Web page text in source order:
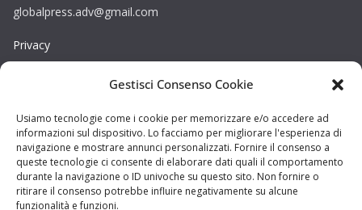
Gestisci Consenso Cookie
Usiamo tecnologie come i cookie per memorizzare e/o accedere ad
informazioni sul dispositivo. Lo facciamo per migliorare l'esperienza di
navigazione e mostrare annunci personalizzati. Fornire il consenso a
queste tecnologie ci consente di elaborare dati quali il comportamento
durante la navigazione o ID univoche su questo sito. Non fornire o
ritirare il consenso potrebbe influire negativamente su alcune
funzionalità e funzioni.
globalpress.adv@gmail.com
Privacy
Copyright © La Provincia Frosinone. Tutti i diritti riservati.
Sito web creato daDAG STUDIO